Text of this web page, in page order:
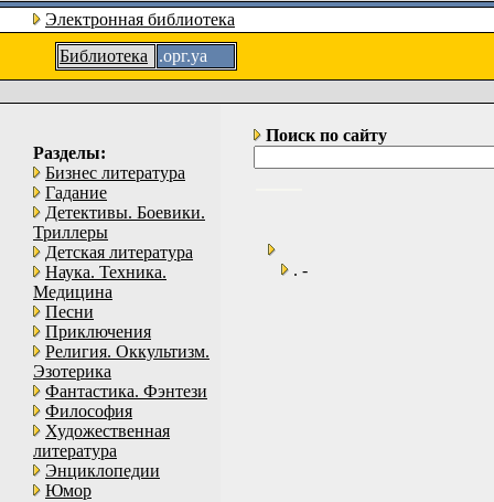
Электронная библиотека
Библиотека
.орг.уа
Разделы:
Бизнес литература
Гадание
Детективы. Боевики.
Триллеры
Детская литература
Наука. Техника.
Медицина
Песни
Приключения
Религия. Оккультизм.
Эзотерика
Фантастика. Фэнтези
Философия
Художественная
литература
Энциклопедии
Юмор
Поиск по сайту
. -